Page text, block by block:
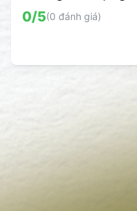
0/5(0 đánh giá)